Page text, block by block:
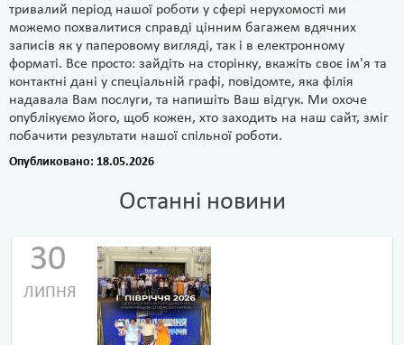
тривалий період нашої роботи у сфері нерухомості ми
можемо похвалитися справді цінним багажем вдячних
записів як у паперовому вигляді, так і в електронному
форматі. Все просто: зайдіть на сторінку, вкажіть своє ім'я та
контактні дані у спеціальній графі, повідомте, яка філія
надавала Вам послуги, та напишіть Ваш відгук. Ми охоче
опублікуємо його, щоб кожен, хто заходить на наш сайт, зміг
побачити результати нашої спільної роботи.
Опубликовано: 18.05.2026
Останні новини
30
ЛИПНЯ